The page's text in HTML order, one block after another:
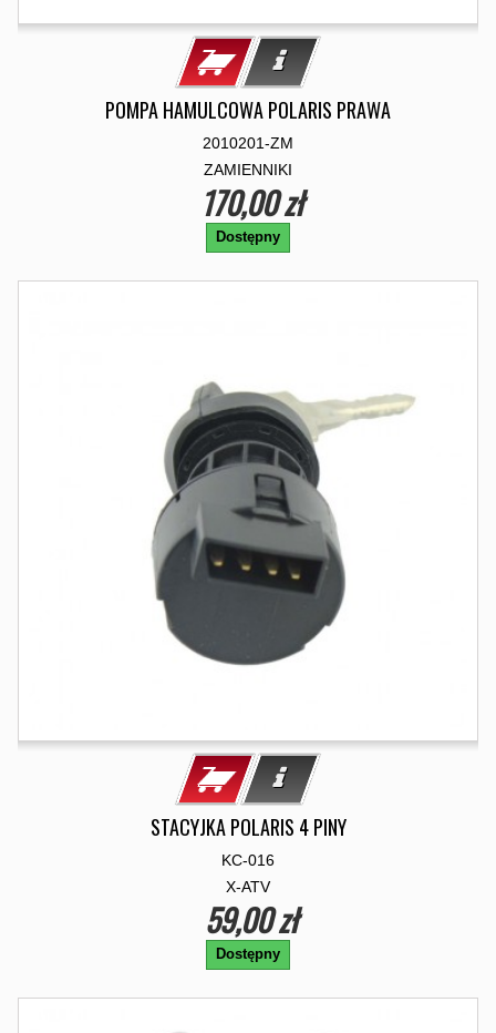
POMPA HAMULCOWA POLARIS PRAWA
2010201-ZM
ZAMIENNIKI
170,00 zł
Dostępny
STACYJKA POLARIS 4 PINY
KC-016
X-ATV
59,00 zł
Dostępny